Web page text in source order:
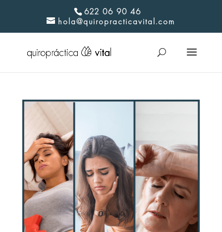
622 06 90 46
hola@quiropracticavital.com